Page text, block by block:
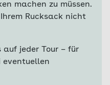
machen zu müssen.
Rucksack nicht
auf jeder Tour – für
eventuellen